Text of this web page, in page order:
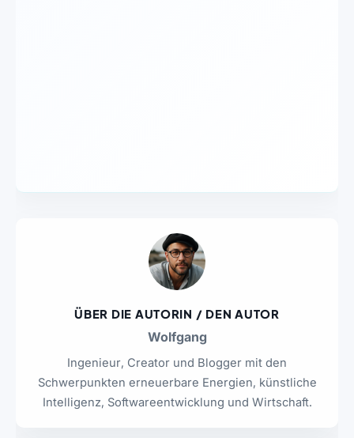
ÜBER DIE AUTORIN / DEN AUTOR
Wolfgang
Ingenieur, Creator und Blogger mit den
Schwerpunkten erneuerbare Energien, künstliche
Intelligenz, Softwareentwicklung und Wirtschaft.